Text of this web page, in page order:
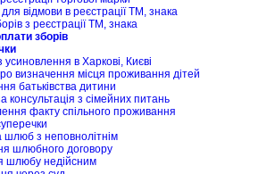
для відмови в реєстрації ТМ, знака
з реєстрації ТМ, знака
зборів
усиновлення в Харкові, Києві
визначення місця проживання дітей
батьківства дитини
консультація з сімейних питань
факту спільного проживання
шлюб з неповнолітнім
шлюбного договору
шлюбу недійсним